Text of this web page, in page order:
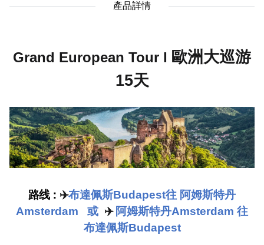
產品詳情
Grand European Tour I 歐洲大巡游
15天
路线： ✈️布達佩斯Budapest往 阿姆斯特丹
Amsterdam
或 ✈️ 阿姆斯特丹Amsterdam 往
布達佩斯Budapest